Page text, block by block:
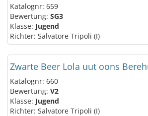
Katalognr: 659
Bewertung: SG3
Klasse: Jugend
Richter: Salvatore Tripoli (I)
Zwarte Beer Lola uut oons
Katalognr: 660
Bewertung: V2
Klasse: Jugend
Richter: Salvatore Tripoli (I)